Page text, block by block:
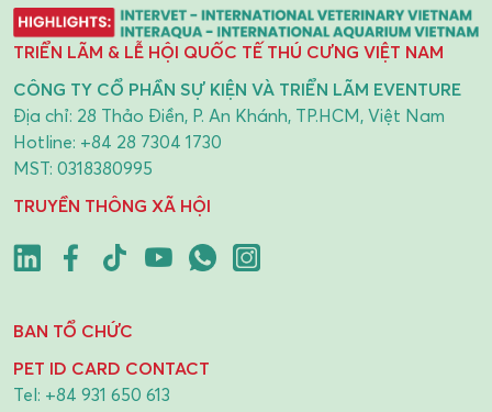
TRIỂN LÃM & LỄ HỘI QUỐC TẾ THÚ CƯNG VIỆT NAM
CÔNG TY CỔ PHẦN SỰ KIỆN VÀ TRIỂN LÃM EVENTURE
Địa chỉ: 28 Thảo Điền, P. An Khánh, TP.HCM, Việt Nam
Hotline: +84 28 7304 1730
MST: 0318380995
TRUYỀN THÔNG XÃ HỘI
BAN TỔ CHỨC
PET ID CARD CONTACT
Tel: +84 931 650 613